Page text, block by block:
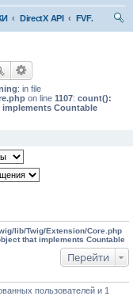
DirectX API
FVF.
: in file
on line 1107: count():
implements Countable
lib/Twig/Extension/Core.php
that implements Countable
Перейти
пользователей и 1